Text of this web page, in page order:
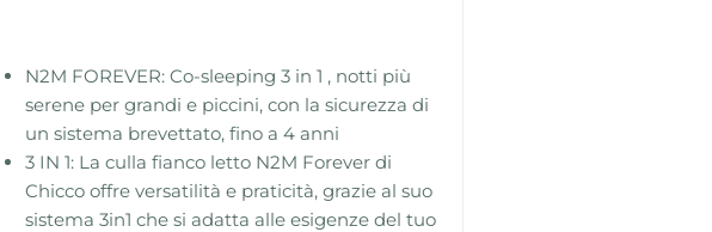
N2M FOREVER: Co-sleeping 3 in 1 , notti più
serene per grandi e piccini, con la sicurezza di
un sistema brevettato, fino a 4 anni
3 IN 1: La culla fianco letto N2M Forever di
Chicco offre versatilità e praticità, grazie al suo
sistema 3in1 che si adatta alle esigenze del tuo